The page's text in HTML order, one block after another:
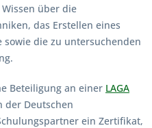
über die
das Erstellen eines
die zu untersuchenden
Beteiligung an einer LAGA
der Deutschen
ein Zertifikat,